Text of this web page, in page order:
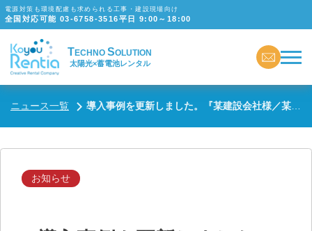
電源対策も環境配慮も求められる工事・建設現場向け
全国対応可能 03-6758-3516平日 9:00～18:00
TECHNO SOLUTION
太陽光×蓄電池レンタル
ニュース一覧 導入事例を更新しました。『某建設会社様／某建設工事』
お知らせ